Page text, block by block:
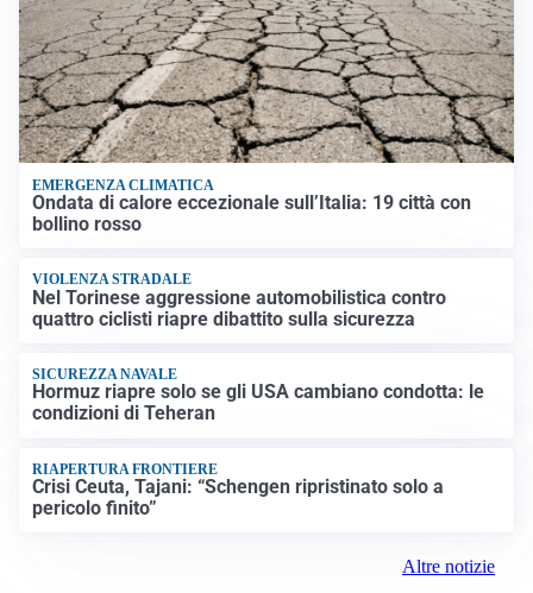
EMERGENZA CLIMATICA
Ondata di calore eccezionale sull’Italia: 19 città con
bollino rosso
VIOLENZA STRADALE
Nel Torinese aggressione automobilistica contro
quattro ciclisti riapre dibattito sulla sicurezza
SICUREZZA NAVALE
Hormuz riapre solo se gli USA cambiano condotta: le
condizioni di Teheran
RIAPERTURA FRONTIERE
Crisi Ceuta, Tajani: “Schengen ripristinato solo a
pericolo finito”
Altre notizie